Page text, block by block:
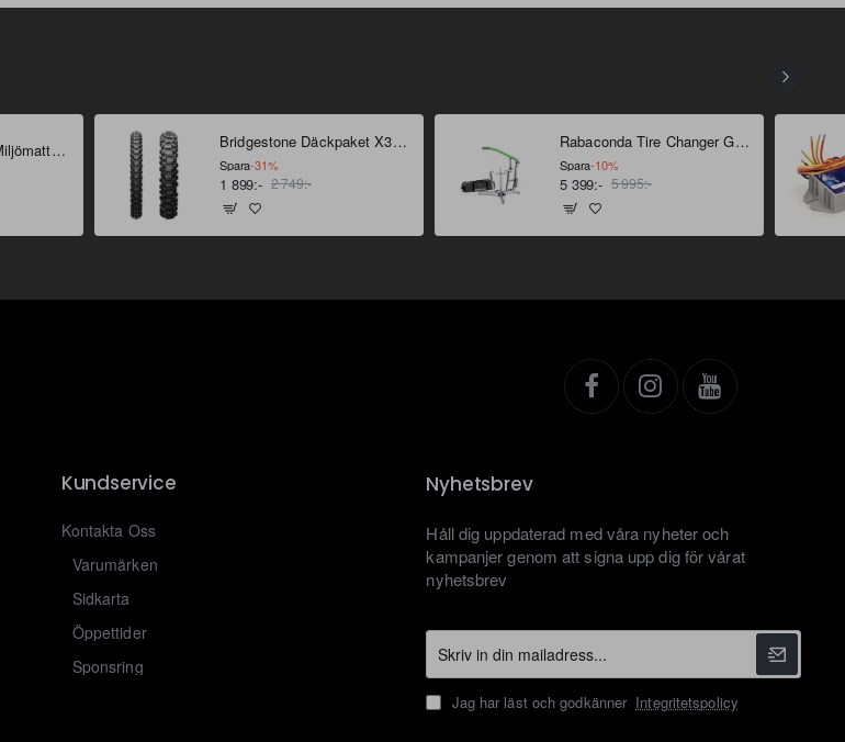
Knobby, "LOGO" Miljömatta 160 X 100 cm
Bridgestone Däckpaket X31 18" - 21"
Spara-31%
1 899:- 2 749:-
Rabaconda Tire Changer Gen 4
Spara-10%
5 399:- 5 995:-
Kundservice
Kontakta Oss
Varumärken
Sidkarta
Öppettider
Sponsring
Nyhetsbrev
Håll dig uppdaterad med våra nyheter och
kampanjer genom att signa upp dig för vårat
nyhetsbrev
Skriv
din
mailadress...
Jag har läst och godkänner Integritetspolicy